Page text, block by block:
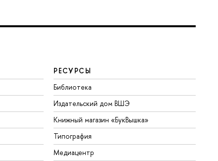
РЕСУРСЫ
Библиотека
Издательский дом ВШЭ
Книжный магазин «БукВышка»
Типография
Медиацентр